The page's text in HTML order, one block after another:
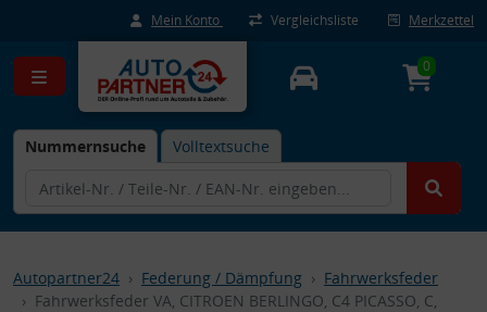
Mein Konto Vergleichsliste Merkzettel
Nummernsuche Volltextsuche
0
Autopartner24 Federung / Dämpfung
Fahrwerksfeder
Fahrwerksfeder VA, CITROEN BERLINGO, C4 PICASSO, C,